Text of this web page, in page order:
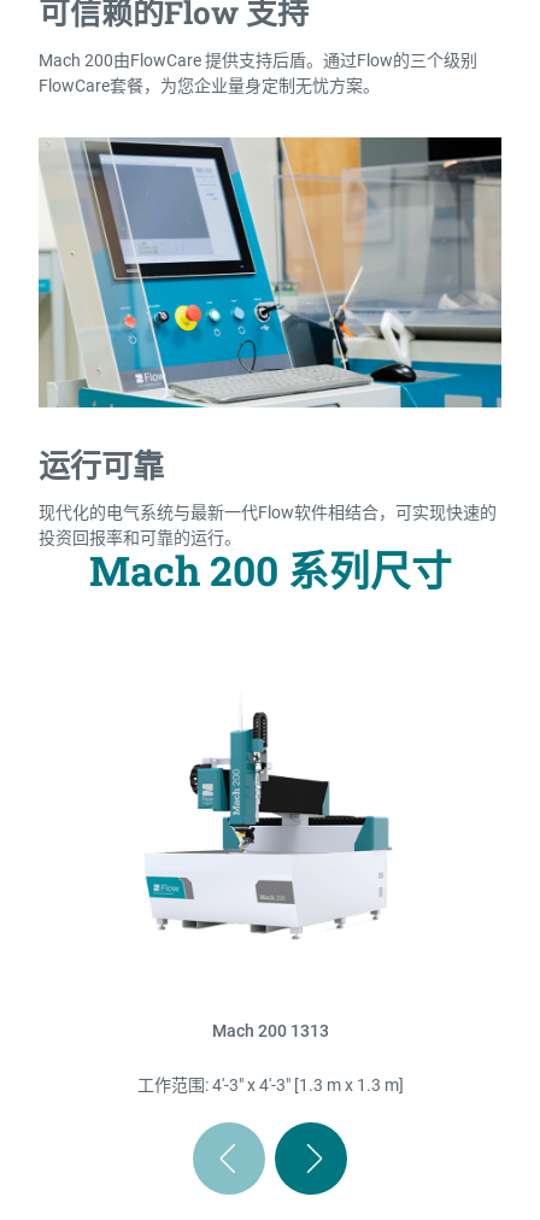
可信赖的Flow 支持
Mach 200由FlowCare 提供支持后盾。通过Flow的三个级别
FlowCare套餐，为您企业量身定制无忧方案。
运行可靠
现代化的电气系统与最新一代Flow软件相结合，可实现快速的
投资回报率和可靠的运行。
Mach 200 系列尺寸
Mach 200 1313
工作范围: 4'-3" x 4'-3" [1.3 m x 1.3 m]